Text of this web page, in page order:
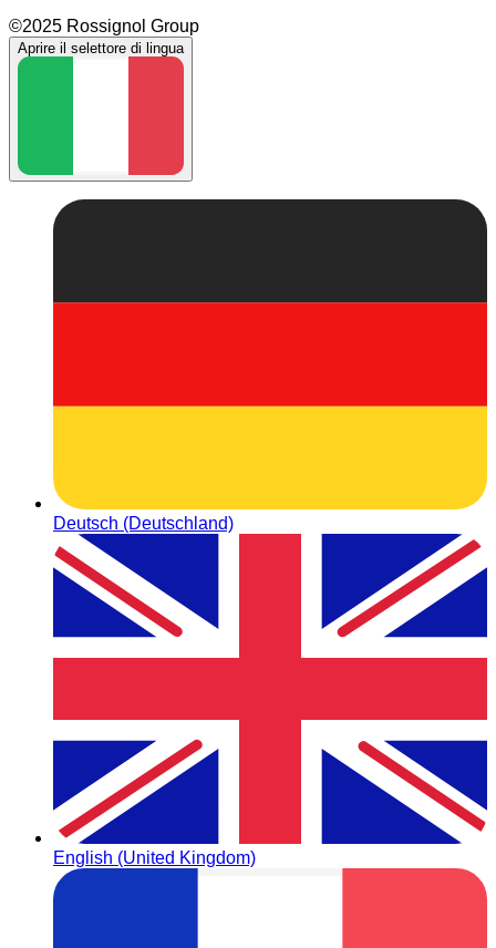
©2025 Rossignol Group
Aprire il selettore di lingua
Deutsch (Deutschland)
English (United Kingdom)